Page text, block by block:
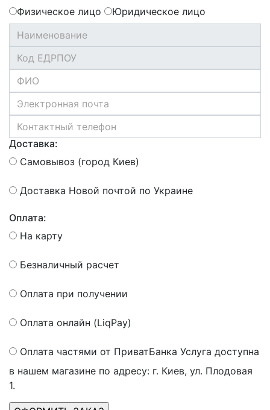
Физическое лицо
Юридическое лицо
Доставка:
Самовывоз (город Киев)
Доставка Новой почтой по Украине
Оплата:
На карту
Безналичный расчет
Оплата при получении
Оплата онлайн (LiqPay)
Оплата частями от ПриватБанка Услуга доступна
в нашем магазине по адресу: г. Киев, ул. Плодовая
1.